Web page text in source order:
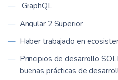
GraphQL
Angular 2 Superior
Haber trabajado en
Principios de desarrollo
buenas prácticas de